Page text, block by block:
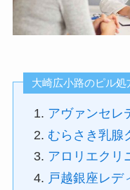
大崎広小路のピル
アヴァンセレ
むらさき乳腺
アロリエクリ
戸越銀座レデ